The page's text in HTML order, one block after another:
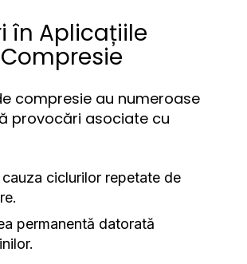
în Aplicațiile
compresie au numeroase
provocări asociate cu
ciclurilor repetate de
permanentă datorată